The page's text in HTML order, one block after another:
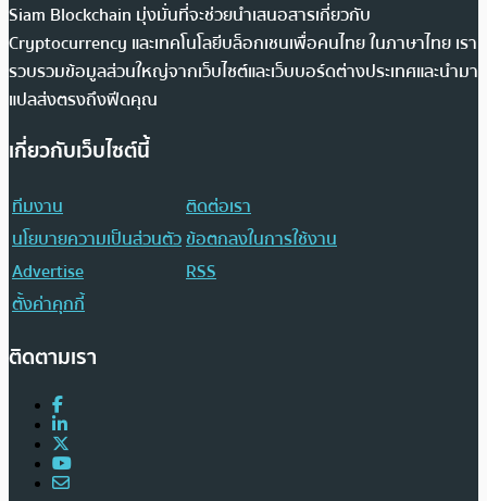
Siam Blockchain มุ่งมั่นที่จะช่วยนำเสนอสารเกี่ยวกับ
Cryptocurrency และเทคโนโลยีบล็อกเชนเพื่อคนไทย ในภาษาไทย เรา
รวบรวมข้อมูลส่วนใหญ่จากเว็บไซต์และเว็บบอร์ดต่างประเทศและนำมา
แปลส่งตรงถึงฟีดคุณ
เกี่ยวกับเว็บไซต์นี้
ทีมงาน
ติดต่อเรา
นโยบายความเป็นส่วนตัวข้อตกลงในการใช้งาน
Advertise
RSS
ตั้งค่าคุกกี้
ติดตามเรา